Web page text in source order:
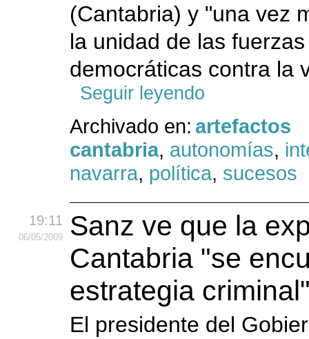
(Cantabria) y "una vez
la unidad de las
democráticas contra la
Seguir leyendo
Archivado en: artefactos
cantabria, autonomías,
navarra, política, sucesos
19:11
06/05/2009
Sanz ve que la
Cantabria "se
estrategia
El presidente del